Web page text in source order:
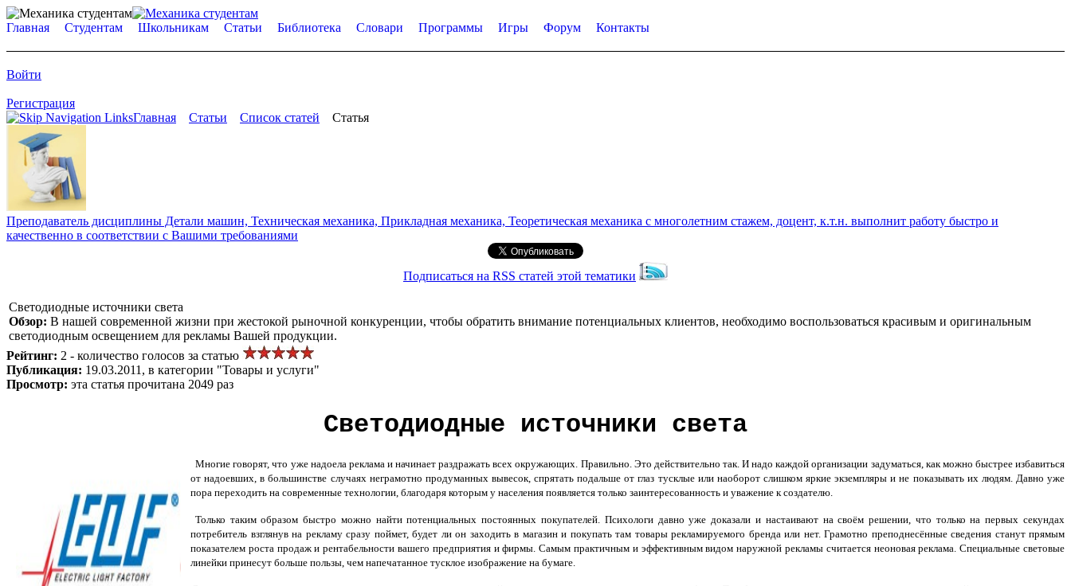
Главная Студентам Школьникам Статьи Библиотека Словари Программы Игры Форум Контакты
Войти
Регистрация
Главная
Статьи Список статей Статья
Преподаватель дисциплины Детали машин, Техническая механика, Прикладная механика, Теоретическая механика с многолетним стажем, доцент, к.т.н. выполнит работу быстро и
качественно в соответствии с Вашими требованиями
Подписаться на RSS статей этой тематики
Светодиодные источники света
Обзор: В нашей современной жизни при жестокой рыночной конкуренции, чтобы обратить внимание потенциальных клиентов, необходимо воспользоваться красивым и оригинальным
светодиодным освещением для рекламы Вашей продукции.
Рейтинг: 2 - количество голосов за статью
Публикация: 19.03.2011, в категории "Товары и услуги"
Просмотр: эта статья прочитана 2049 раз
Светодиодные источники света
Многие говорят, что уже надоела реклама и начинает раздражать всех окружающих. Правильно. Это действительно так. И надо каждой организации задуматься, как можно быстрее избавиться
от надоевших, в большинстве случаях неграмотно продуманных вывесок, спрятать подальше от глаз тусклые или наоборот слишком яркие экземпляры и не показывать их людям. Давно уже
пора переходить на современные технологии, благодаря которым у населения появляется только заинтересованность и уважение к создателю.
Только таким образом быстро можно найти потенциальных постоянных покупателей. Психологи давно уже доказали и настаивают на своём решении, что только на первых секундах
потребитель взглянув на рекламу сразу поймет, будет ли он заходить в магазин и покупать там товары рекламируемого бренда или нет. Грамотно преподнесённые сведения станут прямым
показателем роста продаж и рентабельности вашего предприятия и фирмы. Самым практичным и эффективным видом наружной рекламы считается неоновая реклама. Специальные световые
линейки принесут больше пользы, чем напечатанное тусклое изображение на бумаге.